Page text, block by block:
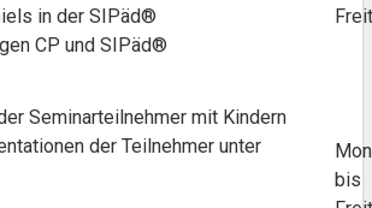
in der SIPäd®
CP und SIPäd®
Seminarteilnehmer mit Kindern
der Teilnehmer unter
bis